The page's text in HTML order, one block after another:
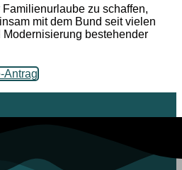
zu schaffen,
mit dem Bund seit vielen
bestehender
Antrag